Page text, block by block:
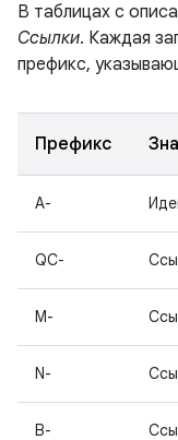
В таблицах с
Ссылки. Каждая
префикс,
Префикс
A-
QC-
M-
N-
B-